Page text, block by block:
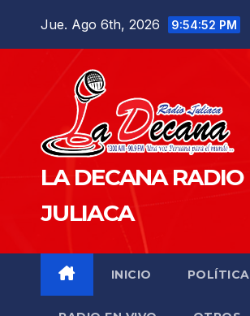
Jue. Ago 6th, 2026 9:54:53 PM
LA DECANA RADIO
JULIACA
INICIO POLÍTICA